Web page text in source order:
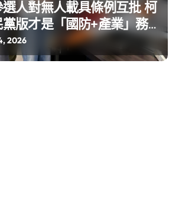
人對無人載具條例互批 柯
版才是「國防+產業」務
2026